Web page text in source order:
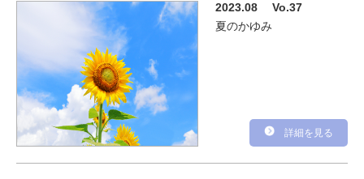
2023.08 Vo.37
夏のかゆみ
詳細を見る